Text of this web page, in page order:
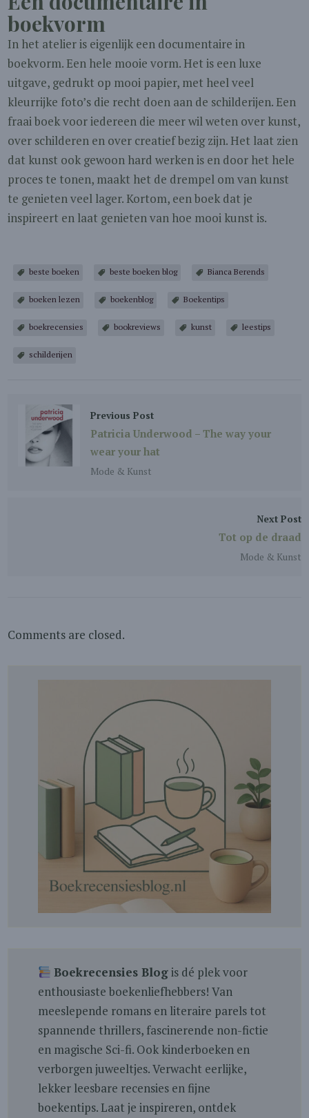
boekvorm
In het atelier is eigenlijk een documentaire in
boekvorm. Een hele mooie vorm. Het is een luxe
uitgave, gedrukt op mooi papier, met heel veel
kleurrijke foto’s die recht doen aan de schilderijen. Een
fraai boek voor iedereen die meer wil weten over kunst,
over schilderen en over creatief bezig zijn. Het laat zien
dat kunst ook gewoon hard werken is en door het hele
proces te tonen, maakt het de drempel om van kunst
te genieten veel lager. Kortom, een boek dat je
inspireert en laat genieten van hoe mooi kunst is.
beste boeken beste boeken blog Bianca Berends
boeken lezen boekenblog Boekentips
boekrecensies bookreviews kunst leestips
schilderijen
Previous Post
Patricia Underwood – The way your
wear your hat
Mode & Kunst
Next Post
Tot op de draad
Mode & Kunst
Comments are closed.
Boekrecensies Blogis dé plek voor
enthousiaste boekenliefhebbers! Van
meeslepende romans en literaire parels tot
spannende thrillers, fascinerende non-fictie
en magische Sci-fi. Ook kinderboeken en
verborgen juweeltjes. Verwacht eerlijke,
lekker leesbare recensies en fijne
boekentips. Laat je inspireren, ontdek